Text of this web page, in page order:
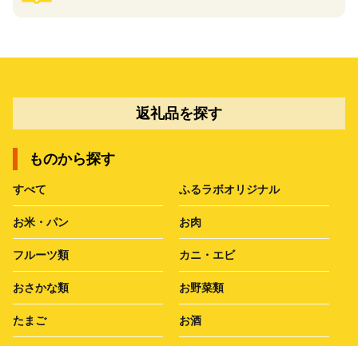
返礼品を探す
ものから探す
すべて ふるラボオリジナル
お米・パン お肉
フルーツ類 カニ・エビ
おさかな類 お野菜類
たまご お酒